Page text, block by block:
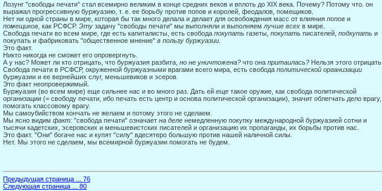
Лозунг "свободы печати" стал всемирно великим в конце средних веков и вплоть до XIX века. Почему? Потому что. он
выражал прогрессивную буржуазию, т. е. ее борьбу против попов и королей, феодалов, помещиков.
Нет ни одной страны в мире, которая бы так много делала и делает для освобожде­ния масс от влияния попов и
помещиков, как РСФСР. Эту задачу "свободы печати" мы выполняли и выполняем лучше всех в мире.
Свобода печати во всем мире, где есть капиталисты, есть свобода покупать газеты, покупать писателей, подкупать и
покупать и фабриковать "общественное мнение" в пользу буржуазии.
Это факт.
Никто никогда не сможет его опровергнуть.
А у нас? Может ли кто отрицать, что буржуазия разбита, но не уничтожена? что она притаилась? Нельзя этого отрицать.
Свобода печати в РСФСР, окруженной буржуазными врагами всего мира, есть сво­бода политической организации
буржуазии и ее вернейших слуг, меньшевиков и эсе­ров.
Это факт неопровержимый.
Буржуазия (во всем мире) еще сильнее нас и во много раз. Дать ей еще такое оружие, как свобода политической
организации (= свободу печати, ибо печать есть центр и ос­нова политической организации), значит облегчать дело врагу,
помогать классовому врагу.
Мы самоубийством кончать не желаем и потому этого не сделаем.
Мы ясно видим факт: "свобода печати" означает на деле немедленную покупку ме­ждународной буржуазией сотни и
тысячи кадетских, эсеровских и меньшевистских пи­сателей и организацию их пропаганды, их борьбы против нас.
Это факт. "Они" богаче нас и купят "силу" вдесятеро большую против нашей на­личной силы.
Нет. Мы этого не сделаем, мы всемирной буржуазии помогать не будем.
Предыдущая страница ... 76
Следующая страница ... 80